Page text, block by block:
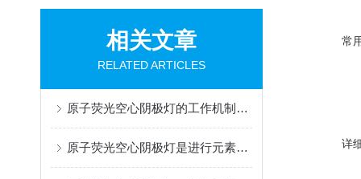
相关文章
RELATED ARTICLES
原子荧光空心阴极灯的工作机制和结构组成
原子荧光空心阴极灯是进行元素分析的一种关键设备
常
详